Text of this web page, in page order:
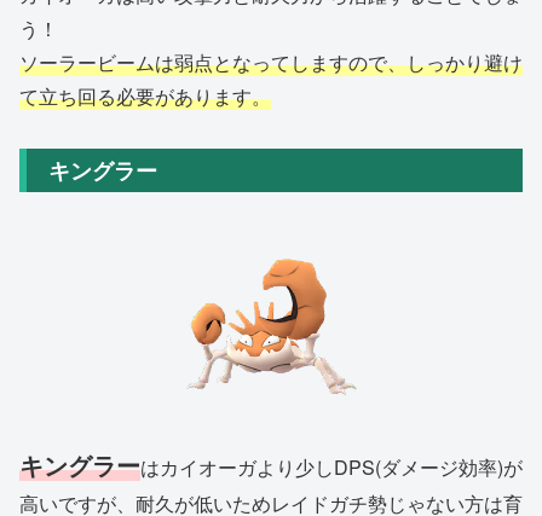
う！
ソーラービームは弱点となってしますので、しっかり避け
て立ち回る必要があります。
キングラー
キングラーはカイオーガより少しDPS(ダメージ効率)が
高いですが、耐久が低いためレイドガチ勢じゃない方は育